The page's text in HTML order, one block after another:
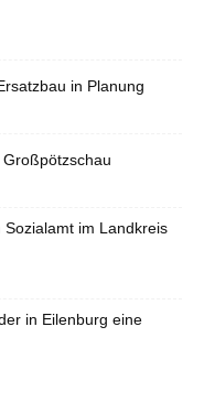
in Planung
im Landkreis
in Eilenburg eine